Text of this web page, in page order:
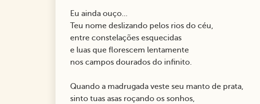
Eu ainda ouço...
Teu nome deslizando pelos rios do céu,
entre constelações esquecidas
e luas que florescem lentamente
nos campos dourados do infinito.
Quando a madrugada veste seu manto de prata,
sinto tuas asas roçando os sonhos,